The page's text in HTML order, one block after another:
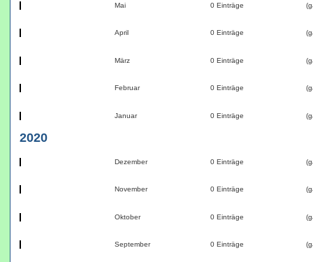
Mai 0 Einträge
April 0 Einträge
März 0 Einträge
Februar 0 Einträge
Januar 0 Einträge
2020
Dezember 0 Einträge
November 0 Einträge
Oktober 0 Einträge
September 0 Einträge